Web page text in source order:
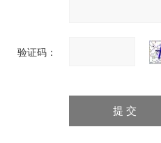
验证码：